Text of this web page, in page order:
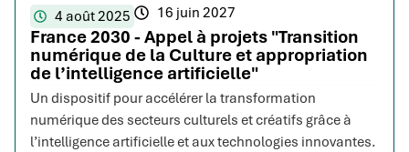
4 août 2025 16 juin 2027
France 2030 - Appel à projets "Transition
numérique de la Culture et appropriation
de l’intelligence artificielle"
Un dispositif pour accélérer la transformation
numérique des secteurs culturels et créatifs grâce à
l’intelligence artificielle et aux technologies innovantes.